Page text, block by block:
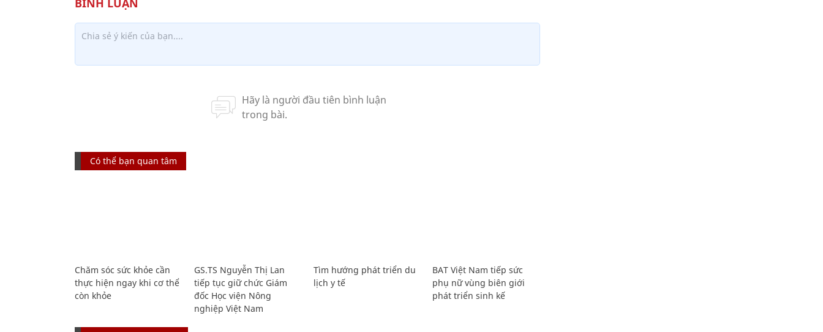
Có thể bạn quan tâm
Chăm sóc sức khỏe cần
thực hiện ngay khi cơ thể
còn khỏe
GS.TS Nguyễn Thị Lan
tiếp tục giữ chức Giám
đốc Học viện Nông
nghiệp Việt Nam
Tìm hướng phát triển du
lịch y tế
BAT Việt Nam tiếp sức
phụ nữ vùng biên giới
phát triển sinh kế